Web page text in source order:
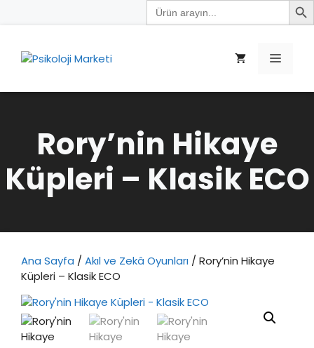
Search
for:
Menü
Rory’nin Hikaye
Küpleri – Klasik ECO
Ana Sayfa / Akıl ve Zekâ Oyunları / Rory’nin Hikaye
Küpleri – Klasik ECO